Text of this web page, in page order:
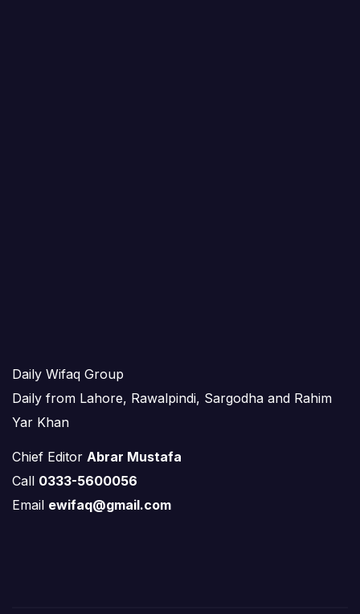
Daily Wifaq Group
Daily from Lahore, Rawalpindi, Sargodha and Rahim
Yar Khan
Chief Editor Abrar Mustafa
Call 0333-5600056
Email ewifaq@gmail.com